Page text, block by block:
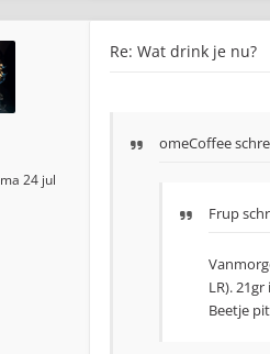
ma 24 jul
Re: Wat drink je nu?
omeCoffee
Frup
LR).
Beetje